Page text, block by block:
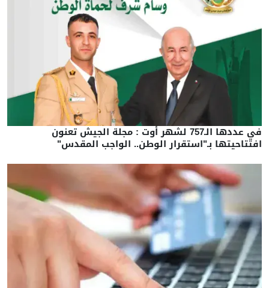
في عددها الـ757 لشهر أوت : مجلة الجيش تعنون
افتتاحيتها بـ"استقرار الوطن.. الواجب المقدس"